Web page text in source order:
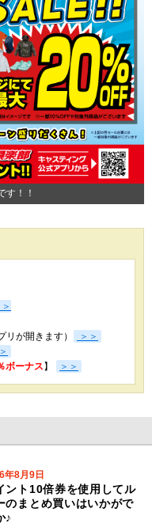
す！！
リが開きます）
＞＞
ボーナス 】 ＞＞
年8月9日
ント10倍券を使用してル
のまとめ買いはいかがで
♪